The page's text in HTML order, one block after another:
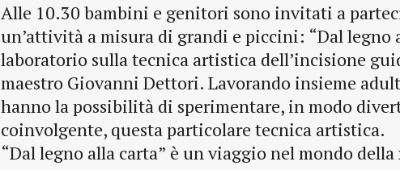
Alle 10.30 bambini e genitori sono invitati a
un’attività a misura di grandi e piccini: “Dal legno
laboratorio sulla tecnica artistica dell’incisione
maestro Giovanni Dettori. Lavorando insieme
hanno la possibilità di sperimentare, in modo
coinvolgente, questa particolare tecnica artistica.
“Dal legno alla carta” è un viaggio nel mondo